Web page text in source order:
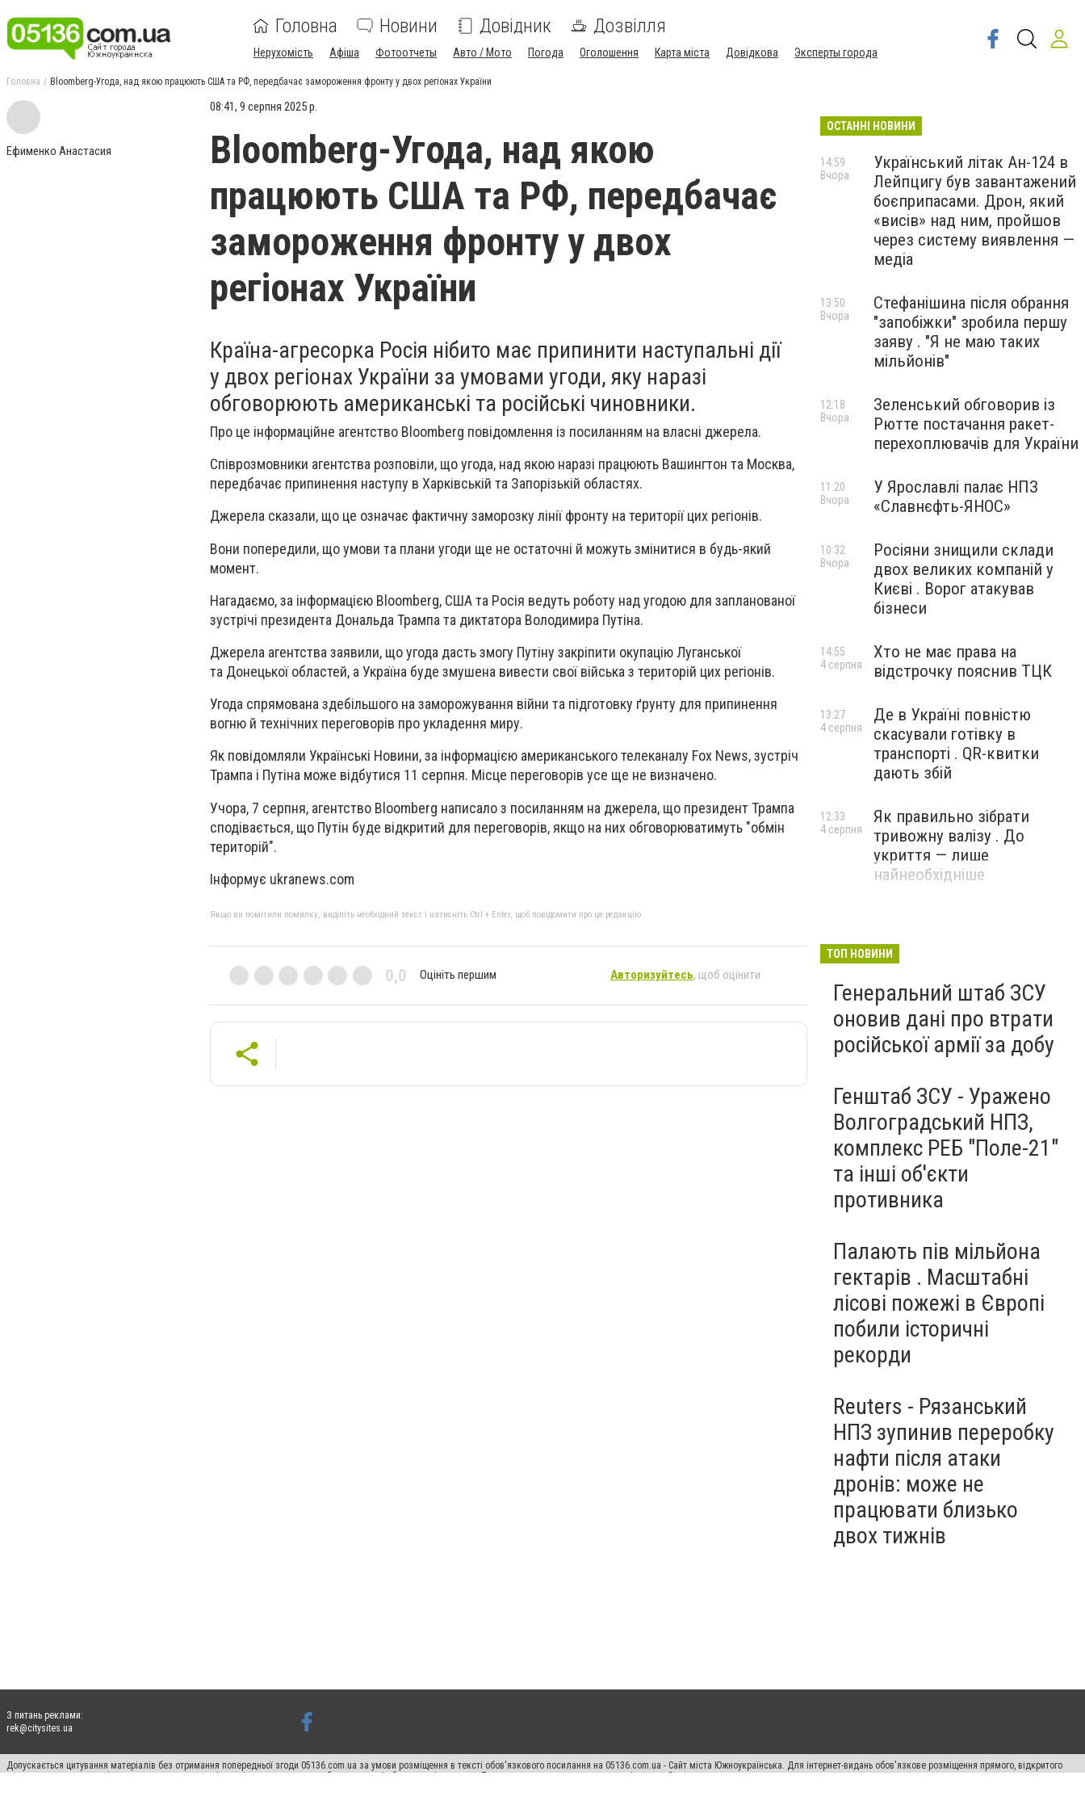
Головна Новини Довідник Дозвілля
Нерухомість Афіша Фотоотчеты Авто / Мото Погода Оголошення Карта міста Довідкова Эксперты города
Головна Bloomberg-Угода, над якою працюють США та РФ, передбачає замороження фронту у двох регіонах України
Ефименко Анастасия
08:41, 9 серпня 2025 р.
Bloomberg-Угода, над якою
працюють США та РФ, передбачає
замороження фронту у двох
регіонах України
Країна-агресорка Росія нібито має припинити наступальні дії
у двох регіонах України за умовами угоди, яку наразі
обговорюють американські та російські чиновники.
Про це інформаційне агентство Bloomberg повідомлення із посиланням на власні джерела.
Співрозмовники агентства розповіли, що угода, над якою наразі працюють Вашингтон та Москва,
передбачає припинення наступу в Харківській та Запорізькій областях.
Джерела сказали, що це означає фактичну заморозку лінії фронту на території цих регіонів.
Вони попередили, що умови та плани угоди ще не остаточні й можуть змінитися в будь-який
момент.
Нагадаємо, за інформацією Bloomberg, США та Росія ведуть роботу над угодою для запланованої
зустрічі президента Дональда Трампа та диктатора Володимира Путіна.
Джерела агентства заявили, що угода дасть змогу Путіну закріпити окупацію Луганської
та Донецької областей, а Україна буде змушена вивести свої війська з територій цих регіонів.
Угода спрямована здебільшого на заморожування війни та підготовку ґрунту для припинення
вогню й технічних переговорів про укладення миру.
Як повідомляли Українські Новини, за інформацією американського телеканалу Fox News, зустріч
Трампа і Путіна може відбутися 11 серпня. Місце переговорів усе ще не визначено.
Учора, 7 серпня, агентство Bloomberg написало з посиланням на джерела, що президент Трампа
сподівається, що Путін буде відкритий для переговорів, якщо на них обговорюватимуть "обмін
територій".
Інформує ukranews.com
Якщо ви помітили помилку, виділіть необхідний текст і натисніть Ctrl + Enter, щоб повідомити про це редакцію
0,0 Оцініть першим Авторизуйтесь, щоб оцінити
ОСТАННІ НОВИНИ
Український літак Ан-124 в
Лейпцигу був завантажений
боєприпасами. Дрон, який
«висів» над ним, пройшов
через систему виявлення —
медіа
14:59
Вчора
Стефанішина після обрання
"запобіжки" зробила першу
заяву . "Я не маю таких
мільйонів"
13:50
Вчора
Зеленський обговорив із
Рютте постачання ракет-
перехоплювачів для України
12:18
Вчора
У Ярославлі палає НПЗ
«Славнєфть-ЯНОС»
11:20
Вчора
Росіяни знищили склади
двох великих компаній у
Києві . Ворог атакував
бізнеси
10:32
Вчора
Хто не має права на
відстрочку пояснив ТЦК
14:55
4 серпня
Де в Україні повністю
скасували готівку в
транспорті . QR-квитки
дають збій
13:27
4 серпня
Як правильно зібрати
тривожну валізу . До
укриття — лише
найнеобхідніше
12:33
4 серпня
ТОП НОВИНИ
Генеральний штаб ЗСУ
оновив дані про втрати
російської армії за добу
Генштаб ЗСУ - Уражено
Волгоградський НПЗ,
комплекс РЕБ "Поле-21"
та інші об'єкти
противника
Палають пів мільйона
гектарів . Масштабні
лісові пожежі в Європі
побили історичні
рекорди
Reuters - Рязанський
НПЗ зупинив переробку
нафти після атаки
дронів: може не
працювати близько
двох тижнів
З питань реклами:
rek@citysites.ua
Допускається цитування матеріалів без отримання попередньої згоди 05136.com.ua за умови розміщення в тексті обов'язкового посилання на 05136.com.ua - Сайт міста Южноукраїнська. Для інтернет-видань обов'язкове розміщення прямого, відкритого
для пошукових систем гіперпосилання на цитовані статті не нижче другого абзацу в тексті або в якості джерела. Порушення виняткових прав переслідується Законом.